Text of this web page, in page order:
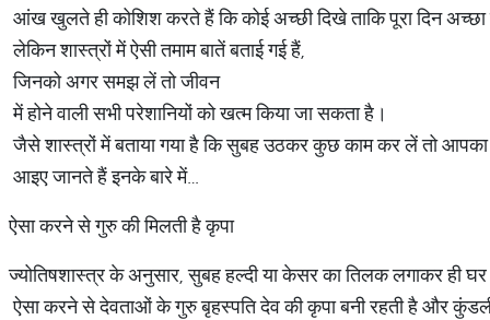
आंख खुलते ही कोशिश करते हैं कि कोई अच्छी दिखे ताकि पूरा दिन अच्छा
लेकिन शास्त्रों में ऐसी तमाम बातें बताई गई हैं,
जिनको अगर समझ लें तो जीवन
में होने वाली सभी परेशानियों को खत्म किया जा सकता है।
जैसे शास्त्रों में बताया गया है कि सुबह उठकर कुछ काम कर लें तो
आइए जानते हैं इनके बारे में…
ऐसा करने से गुरु की मिलती है कृपा
ज्योतिषशास्त्र के अनुसार, सुबह हल्दी या केसर का तिलक लगाकर ही घर
ऐसा करने से देवताओं के गुरु बृहस्पति देव की कृपा बनी रहती है और